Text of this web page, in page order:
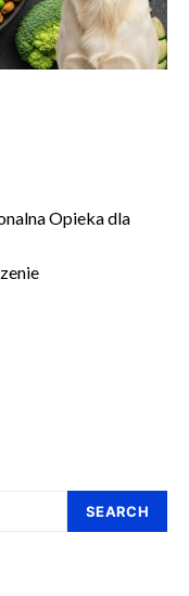
OF CONTENT
Opieka dla
SEARCH